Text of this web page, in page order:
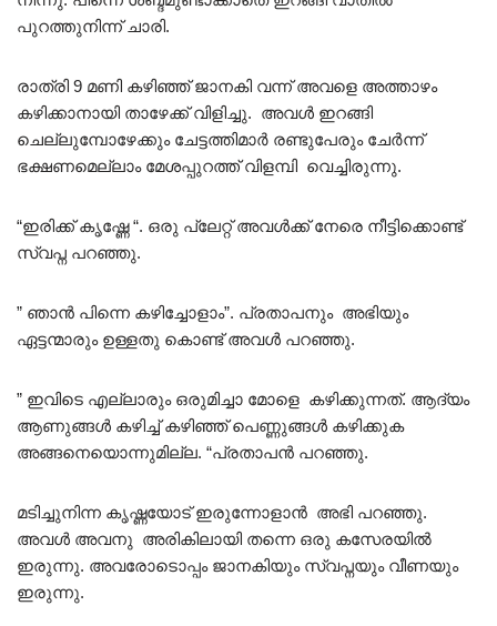
പുറത്തുനിന്ന് ചാരി.
രാത്രി 9 മണി കഴിഞ്ഞ് ജാനകി വന്ന് അവളെ അത്താഴം
കഴിക്കാനായി താഴേക്ക് വിളിച്ചു. അവൾ ഇറങ്ങി
ചെല്ലുമ്പോഴേക്കും ചേട്ടത്തിമാർ രണ്ടുപേരും ചേർന്ന്
ഭക്ഷണമെല്ലാം മേശപ്പുറത്ത് വിളമ്പി വെച്ചിരുന്നു.
“ഇരിക്ക് കൃഷ്ണേ “. ഒരു പ്ലേറ്റ് അവൾക്ക് നേരെ നീട്ടിക്കൊണ്ട്
സ്വപ്ന പറഞ്ഞു.
” ഞാൻ പിന്നെ കഴിച്ചോളാം”. പ്രതാപനും അഭിയും
ഏട്ടന്മാരും ഉള്ളതു കൊണ്ട് അവൾ പറഞ്ഞു.
” ഇവിടെ എല്ലാരും ഒരുമിച്ചാ മോളെ കഴിക്കുന്നത്. ആദ്യം
ആണുങ്ങൾ കഴിച്ച് കഴിഞ്ഞ് പെണ്ണുങ്ങൾ കഴിക്കുക
അങ്ങനെയൊന്നുമില്ല. “പ്രതാപൻ പറഞ്ഞു.
മടിച്ചുനിന്ന കൃഷ്ണയോട് ഇരുന്നോളാൻ അഭി പറഞ്ഞു.
അവൾ അവനു അരികിലായി തന്നെ ഒരു കസേരയിൽ
ഇരുന്നു. അവരോടൊപ്പം ജാനകിയും സ്വപ്നയും വീണയും
ഇരുന്നു.